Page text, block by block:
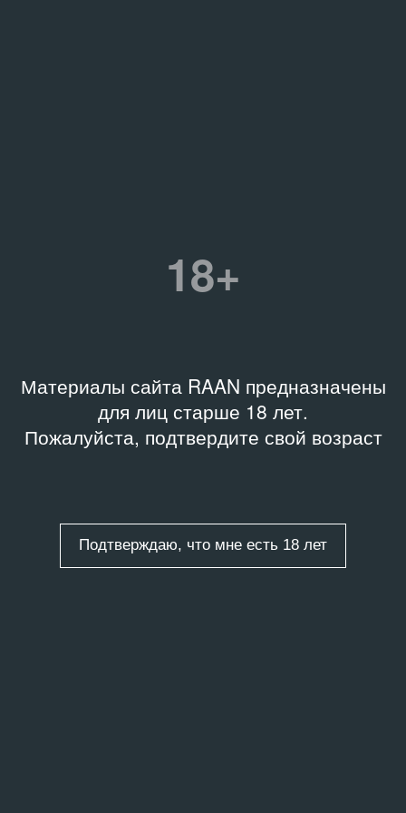
18+
Материалы сайта RAAN предназначены
для лиц старше 18 лет.
Пожалуйста, подтвердите свой возраст
Подтверждаю, что мне есть 18 лет